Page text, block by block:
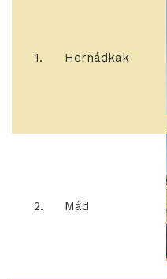
1. Hernádkak
2. Mád